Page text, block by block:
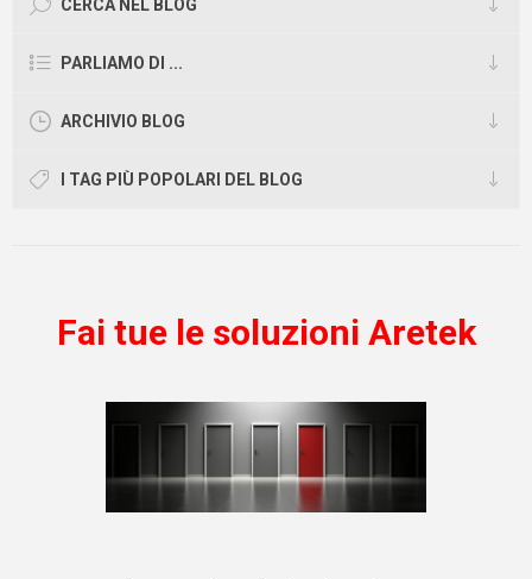
CERCA NEL BLOG
PARLIAMO DI ...
ARCHIVIO BLOG
I TAG PIÙ POPOLARI DEL BLOG
Fai tue le soluzioni Aretek